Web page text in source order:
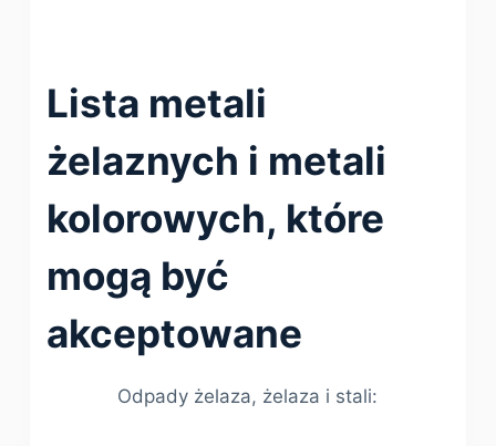
Lista metali
żelaznych i metali
kolorowych, które
mogą być
akceptowane
Odpady żelaza, żelaza i stali: